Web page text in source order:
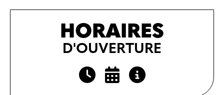
HORAIRES
D'OUVERTURE